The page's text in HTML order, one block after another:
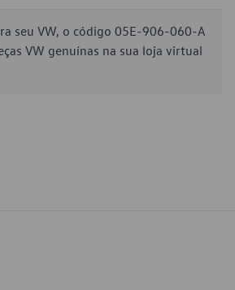
seu VW, o código 05E-906-060-A
VW genuínas na sua loja virtual